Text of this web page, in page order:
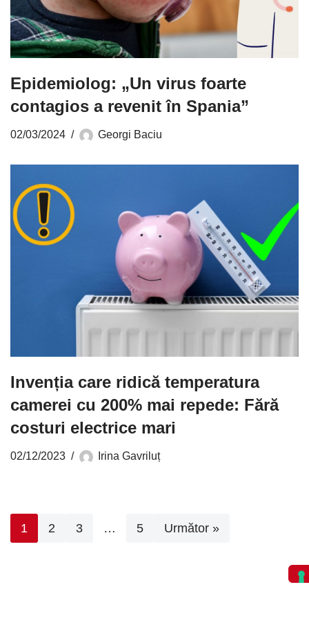
Epidemiolog: „Un virus foarte
contagios a revenit în Spania”
02/03/2024 Georgi Baciu
Invenția care ridică temperatura
camerei cu 200% mai repede: Fără
costuri electrice mari
02/12/2023 Irina Gavriluț
1 2 3 … 5 Următor »